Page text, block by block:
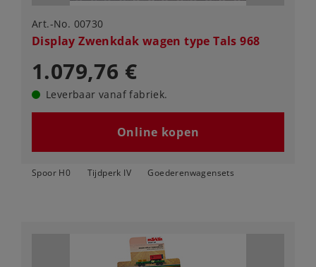
Art.-No. 00730
Display Zwenkdak wagen type Tals 968
1.079,76 €
Leverbaar vanaf fabriek.
Online kopen
Spoor H0 Tijdperk IV Goederenwagensets